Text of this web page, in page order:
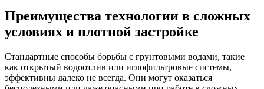
Преимущества технологии в сложных
условиях и плотной застройке
Стандартные способы борьбы с грунтовыми водами, такие
как открытый водоотлив или иглофильтровые системы,
эффективны далеко не всегда. Они могут оказаться